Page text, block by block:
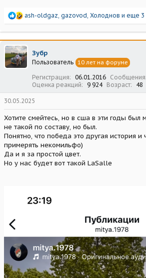
Р
а
к
ц
и
ash-oldgaz, gazovod, Холоднов и еще 3
Зубр
Пользователь 10 лет на форуме
Регистрация 06.01.2016 Сообщения
Оценка реакций
9 924 Возраст 48
30.05.2025
Хотите смейтесь, но в сша в эти годы был
не такой по составу, но был.
Понятно, что победа это другая история
примерять некомильфо)
Да и я за простой цвет.
Но у нас будет вот такой LaSalle